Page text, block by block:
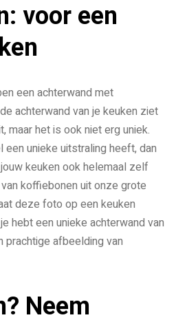
voor een
een achterwand met
achterwand van je keuken ziet
maar het is ook niet erg uniek.
unieke uitstraling heeft, dan
keuken ook helemaal zelf
koffiebonen uit onze grote
deze foto op een keuken
hebt een unieke achterwand van
prachtige afbeelding van
Neem